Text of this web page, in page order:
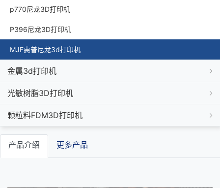
p770尼龙3D打印机
P396尼龙3D打印机
MJF惠普尼龙3d打印机
金属3d打印机
光敏树脂3D打印机
颗粒料FDM3D打印机
产品介绍 更多产品